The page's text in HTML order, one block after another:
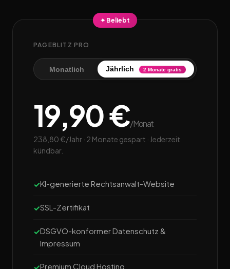
✦ Beliebt
PAGEBLITZ PRO
Monatlich Jährlich 2 Monate gratis
19,90 €/Monat
238,80 €/Jahr · 2 Monate gespart · Jederzeit
kündbar.
KI-generierte Rechtsanwalt-Website
SSL-Zertifikat
DSGVO-konformer Datenschutz &
Impressum
Premium Cloud Hosting